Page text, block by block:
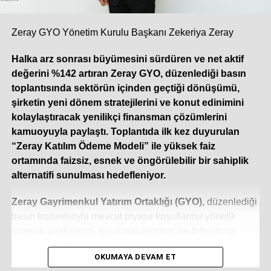
Yılın geri kalanında da bu sıcak hava dalgasının etkisiyle
pazarın yüzde 10 ila 12 oranında ek bir büyüme
konumumuzun getirdiği sorumlulukla; klasik sezonluk
stok yaklaşımının ötesine geçen çevik üretim modelimiz,
güçlü tedarik zincirimiz ve geniş servis ağımızla, artan bu
talebe en hızlı ve güvenilir şekilde yanıt vermeye devam
ediyoruz.
Dijitalleşme iklimlendirme sistemlerinde
rekabet koşullarınızı nasıl değiştirdi? Veri
yönetimi ve gerçek zamanlı analiz, karar alma
Dijitalleşme, iklimlendirme sektöründe rekabeti yalnızca
taşıdı. Artık müşterilerimiz sadece bir mekanı ısıtıp
Zeray GYO Yönetim Kurulu Başkanı Zekeriya Zeray
Halka arz sonrası büyümesini sürdüren ve net aktif
değerini %142 artıran Zeray GYO, düzenlediği basın
toplantısında sektörün içinden geçtiği dönüşümü,
şirketin yeni dönem stratejilerini ve konut edinimini
kolaylaştıracak yenilikçi finansman çözümlerini
kamuoyuyla paylaştı. Toplantıda ilk kez duyurulan
“Zeray Katılım Ödeme Modeli” ile yüksek faiz
ortamında faizsiz, esnek ve öngörülebilir bir sahiplik
alternatifi sunulması hedefleniyor.
Zeray Gayrimenkul Yatırım Ortaklığı (GYO), düzenlediği
basın toplantısıyla mevcut piyasa koşullarına yönelik
sektöre liderlik edecek yeni finansal çözümlerini paylaştı.
Zeray GYO Yönetim Kurulu Başkanı Zekeriya Zeray ev
OKUMAYA DEVAM ET